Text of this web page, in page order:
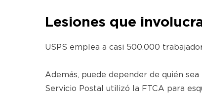
Lesiones que
USPS emplea a casi 500.000
Además, puede depender de quién
Servicio Postal utilizó la FTCA para